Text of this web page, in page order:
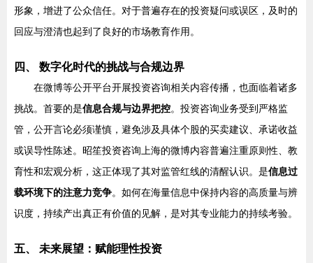
形象，增进了公众信任。对于普遍存在的投资疑问或误区，及时的
回应与澄清也起到了良好的市场教育作用。
四、 数字化时代的挑战与合规边界
在微博等公开平台开展投资咨询相关内容传播，也面临着诸多
挑战。首要的是信息合规与边界把控。投资咨询业务受到严格监
管，公开言论必须谨慎，避免涉及具体个股的买卖建议、承诺收益
或误导性陈述。昭笙投资咨询上海的微博内容普遍注重原则性、教
育性和宏观分析，这正体现了其对监管红线的清醒认识。是信息过
载环境下的注意力竞争。如何在海量信息中保持内容的高质量与辨
识度，持续产出真正有价值的见解，是对其专业能力的持续考验。
五、 未来展望：赋能理性投资